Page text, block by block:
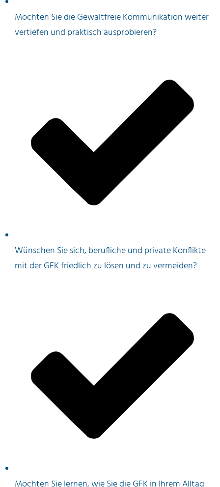
Möchten Sie die Gewaltfreie Kommunikation weiter
vertiefen und praktisch ausprobieren?
Wünschen Sie sich, berufliche und private Konflikte
mit der GFK friedlich zu lösen und zu vermeiden?